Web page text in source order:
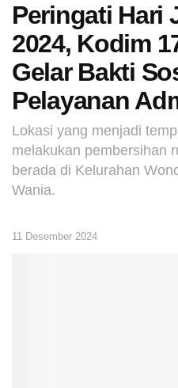
Peringati Hari
2024, Kodim
Gelar Bakti
Pelayanan
Lokasi yang menjadi
melakukan pembersihan
berada di Kelurahan
Wania.
11 Desember 2024